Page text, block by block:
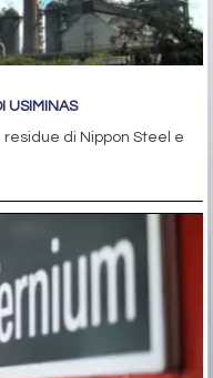
USIMINAS
di Nippon Steel e